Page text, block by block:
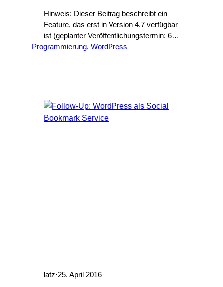
Hinweis: Dieser Beitrag beschreibt ein
Feature, das erst in Version 4.7 verfügbar
ist (geplanter Veröffentlichungstermin: 6.
Dezember 2016). Bisher war es
kann. add_action(‚bulk_actions-
{screen_id}‘, ‚my_bulk_action‘);
Programmierung, WordPress
latz·25. April 2016